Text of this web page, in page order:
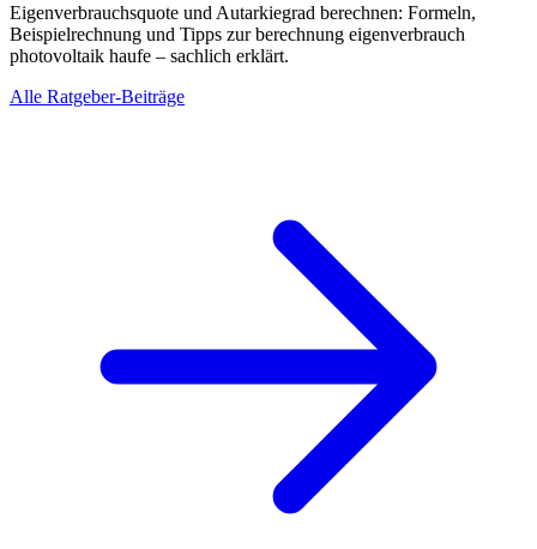
Eigenverbrauchsquote und Autarkiegrad berechnen: Formeln,
Beispielrechnung und Tipps zur berechnung eigenverbrauch
photovoltaik haufe – sachlich erklärt.
Alle Ratgeber-Beiträge